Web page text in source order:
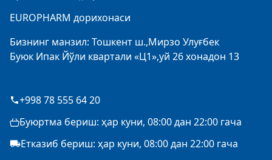
EUROPHARM дорихонаси
Бизнинг манзил: Тошкент ш.,Мирзо Улуғбек
Буюк Ипак Йўли квартали «Ц1»,уй 26 хонадон 13
+998 78 555 64 20
Буюртма бериш: ҳар куни, 08:00 дан 22:00 гача
Етказиб бериш: ҳар куни, 08:00 дан 22:00 гача